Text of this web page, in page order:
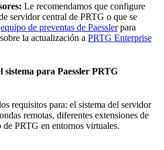
Le recomendamos que configure
servidor central de PRTG o que se
equipo de preventas de Paesslerpara
la actualización a PRTG Enterprise
sistema para Paessler PRTG
requisitos para: el sistema del servidor
remotas, diferentes extensiones de
PRTG en entornos virtuales.